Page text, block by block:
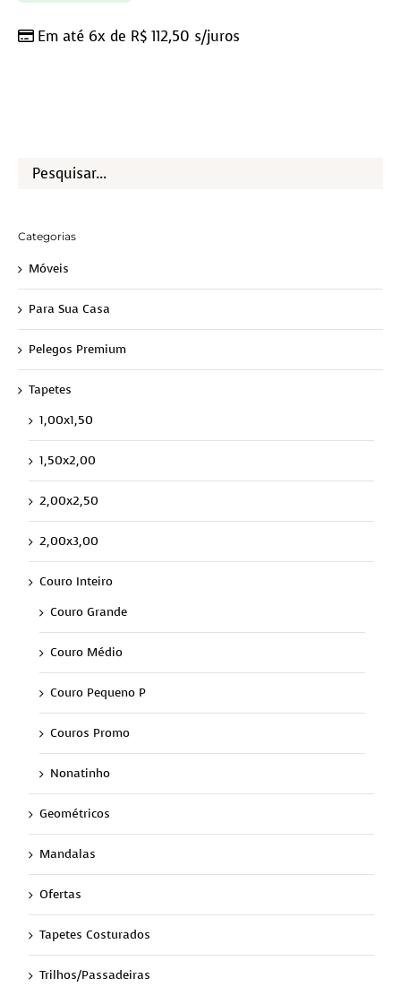
Em até 6x de R$ 112,50 s/juros
Categorias
Móveis
Para Sua Casa
Pelegos Premium
Tapetes
1,00x1,50
1,50x2,00
2,00x2,50
2,00x3,00
Couro Inteiro
Couro Grande
Couro Médio
Couro Pequeno P
Couros Promo
Nonatinho
Geométricos
Mandalas
Ofertas
Tapetes Costurados
Trilhos/Passadeiras